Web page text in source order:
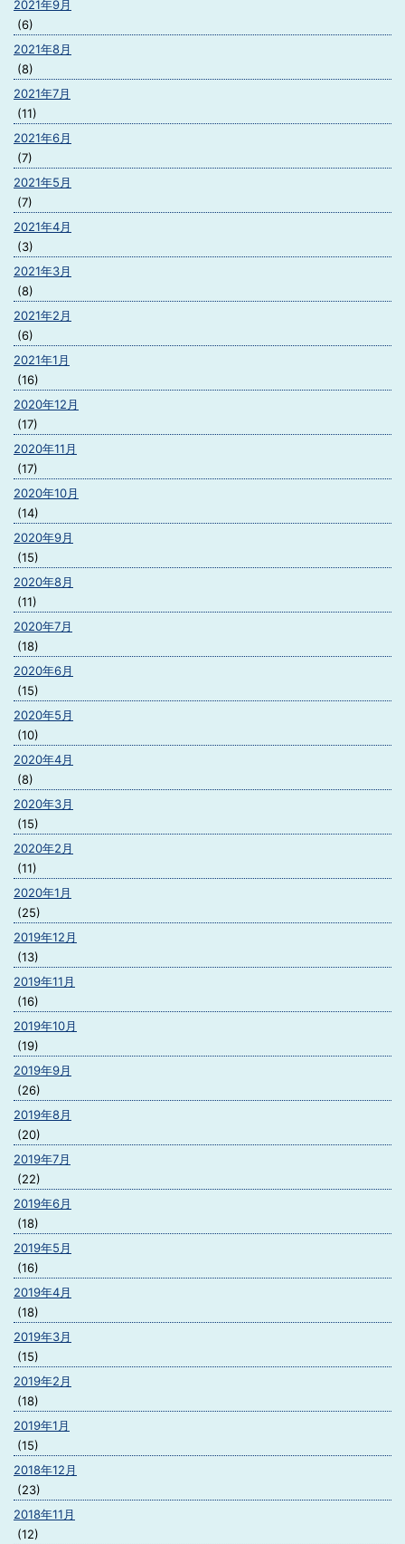
2021年9月
(6)
2021年8月
(8)
2021年7月
(11)
2021年6月
(7)
2021年5月
(7)
2021年4月
(3)
2021年3月
(8)
2021年2月
(6)
2021年1月
(16)
2020年12月
(17)
2020年11月
(17)
2020年10月
(14)
2020年9月
(15)
2020年8月
(11)
2020年7月
(18)
2020年6月
(15)
2020年5月
(10)
2020年4月
(8)
2020年3月
(15)
2020年2月
(11)
2020年1月
(25)
2019年12月
(13)
2019年11月
(16)
2019年10月
(19)
2019年9月
(26)
2019年8月
(20)
2019年7月
(22)
2019年6月
(18)
2019年5月
(16)
2019年4月
(18)
2019年3月
(15)
2019年2月
(18)
2019年1月
(15)
2018年12月
(23)
2018年11月
(12)